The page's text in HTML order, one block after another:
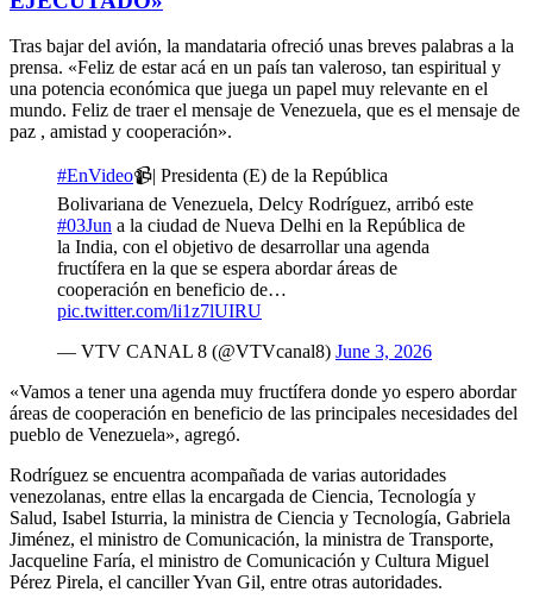
Tras bajar del avión, la mandataria ofreció unas breves palabras a la
prensa. «Feliz de estar acá en un país tan valeroso, tan espiritual y
una potencia económica que juega un papel muy relevante en el
mundo. Feliz de traer el mensaje de Venezuela, que es el mensaje de
paz , amistad y cooperación».
#EnVideo📹| Presidenta (E) de la República
Bolivariana de Venezuela, Delcy Rodríguez, arribó este
#03Jun a la ciudad de Nueva Delhi en la República de
la India, con el objetivo de desarrollar una agenda
fructífera en la que se espera abordar áreas de
cooperación en beneficio de…
pic.twitter.com/li1z7lUIRU
— VTV CANAL 8 (@VTVcanal8) June 3, 2026
«Vamos a tener una agenda muy fructífera donde yo espero abordar
áreas de cooperación en beneficio de las principales necesidades del
pueblo de Venezuela», agregó.
Rodríguez se encuentra acompañada de varias autoridades
venezolanas, entre ellas la encargada de Ciencia, Tecnología y
Salud, Isabel Isturria, la ministra de Ciencia y Tecnología, Gabriela
Jiménez, el ministro de Comunicación, la ministra de Transporte,
Jacqueline Faría, el ministro de Comunicación y Cultura Miguel
Pérez Pirela, el canciller Yvan Gil, entre otras autoridades.